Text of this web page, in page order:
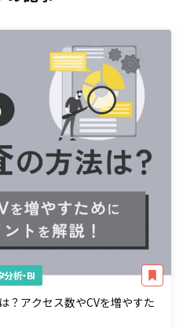
分析・BI
？アクセス数やCVを増やすた